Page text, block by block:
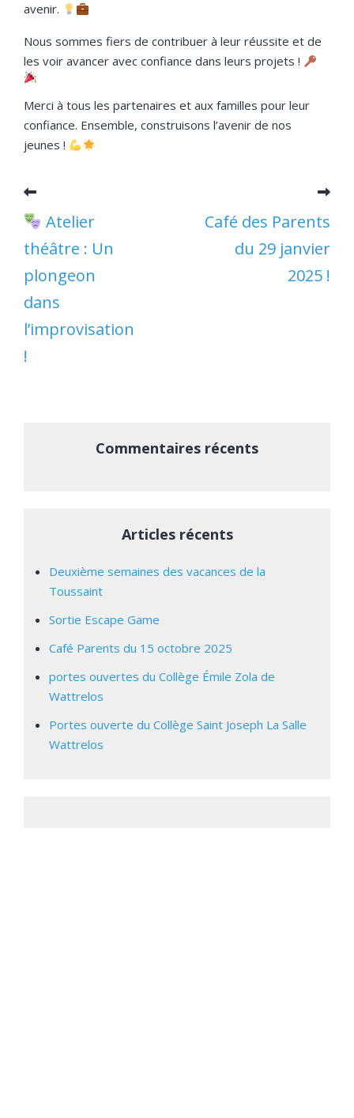
avenir.
Nous sommes fiers de contribuer à leur réussite et de
les voir avancer avec confiance dans leurs projets !
Merci à tous les partenaires et aux familles pour leur
confiance. Ensemble, construisons l’avenir de nos
jeunes !
Atelier
théâtre : Un
plongeon
dans
l’improvisation
!
Café des Parents
du 29 janvier
2025 !
Commentaires récents
Articles récents
Deuxième semaines des vacances de la
Toussaint
Sortie Escape Game
Café Parents du 15 octobre 2025
portes ouvertes du Collège Émile Zola de
Wattrelos
Portes ouverte du Collège Saint Joseph La Salle
Wattrelos